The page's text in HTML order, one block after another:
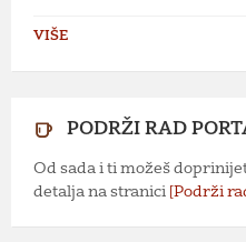
VIŠE
PODRŽI RAD
Od sada i ti možeš
detalja na stranici [Podrži